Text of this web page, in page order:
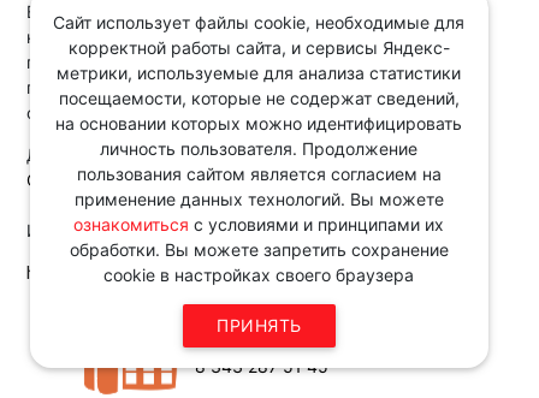
ВС РФ с выводом не согласилсяи взыскал с заказчика
неосновательное обогащение. Судыне учли , что
поставщик фактически уплатил 100% пеней и штрафа,
поскольку их удержали из оплаты. У заказчика были
основания списать половину начисленной суммы.
Документ:
Определение ВС РФ от 21.04.2025 N 301-ЭС24-23009
Источник:
http://www.consultant.ru
Сайт использует файлы cookie, необходимые для
корректной работы сайта, и сервисы Яндекс-
метрики, используемые для анализа статистики
посещаемости, которые не содержат сведений,
на основании которых можно идентифицировать
личность пользователя. Продолжение
пользования сайтом является согласием на
применение данных технологий. Вы можете
ознакомиться с условиями и принципами их
обработки. Вы можете запретить сохранение
cookie в настройках своего браузера
ПРИНЯТЬ
Звоните по телефону в рабочие
дни с 9:00 до 18:00
8 343 287 51 45